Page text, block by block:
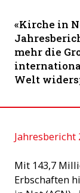
«Kirche in
mehr die
Welt
Jahresbericht
Mit 143,7
Erbschaften